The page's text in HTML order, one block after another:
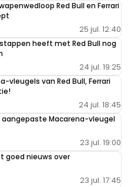
Red Bull en Ferrari
25 jul. 12:40
heeft met Red Bull nog
24 jul. 19:25
vleugels van Red Bull, Ferrari
24 jul. 18:45
aangepaste Macarena-vleugel
23 jul. 19:00
goed nieuws over
23 jul. 17:45